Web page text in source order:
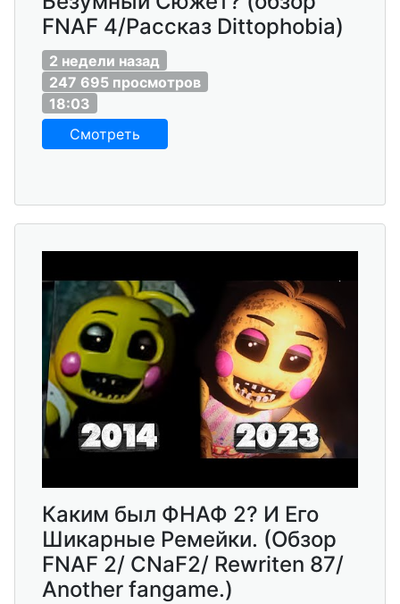
FNAF 4/Рассказ Dittophobia)
2 недели назад
247 695 просмотров
18:03
Смотреть
Каким был ФНАФ 2? И Его
Шикарные Ремейки. (Обзор
FNAF 2/ CNaF2/ Rewriten 87/
Another fangame.)